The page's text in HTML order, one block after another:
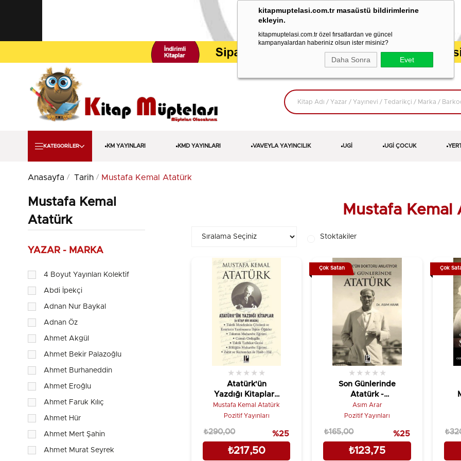
kitapmuptelasi.com.tr masaüstü bildirimlerine
ekleyin.
kitapmuptelasi.com.tr özel fırsatlardan ve güncel
kampanyalardan haberiniz olsun ister misiniz?
Daha Sonra Evet
KATEGORİLER KM YAYINLARI KMD YAYINLARI VAVEYLA YAYINCILIK UGİ UGİ ÇOCUK
Anasayfa Tarih Mustafa Kemal Atatürk
Mustafa Kemal
Atatürk
YAZAR - MARKA
4 Boyut Yayınları Kolektif
Abdi İpekçi
Adnan Nur Baykal
Adnan Öz
Ahmet Akgül
Ahmet Bekir Palazoğlu
Ahmet Burhaneddin
Ahmet Eroğlu
Ahmet Faruk Kılıç
Ahmet Hür
Ahmet Mert Şahin
Ahmet Murat Seyrek
Mustafa Kemal
Stoktakiler
Atatürk'ün
Yazdığı Kitaplar -
6 Kitap Bir Arada
★ ★ ★ ★ ★
Mustafa Kemal Atatürk
Pozitif Yayınları
₺217,50
₺290,00 %25
Son Günlerinde
Atatürk -
Atatürk'ün
Doktoru Anlatıyor
★ ★ ★ ★ ★
Asım Arar
Pozitif Yayınları
₺123,75
₺165,00 %25
Çok Satan Çok